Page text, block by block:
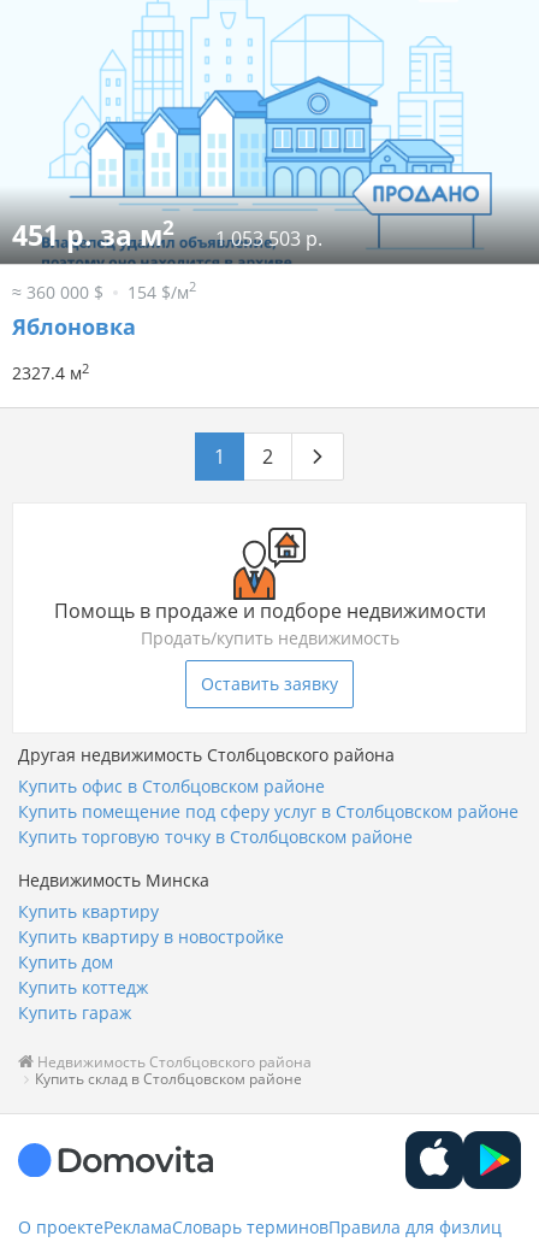
451 р. за м2 1 053 503 р.
≈ 360 000 $ 154 $/м2
Яблоновка
2327.4 м2
1 2
Помощь в продаже и подборе недвижимости
Продать/купить недвижимость
Оставить заявку
Другая недвижимость Столбцовского района
Купить офис в Столбцовском районе
Купить помещение под сферу услуг в Столбцовском районе
Купить торговую точку в Столбцовском районе
Недвижимость Минска
Купить квартиру
Купить квартиру в новостройке
Купить дом
Купить коттедж
Купить гараж
Недвижимость Столбцовского района
Купить склад в Столбцовском районе
О проектеРекламаСловарь терминовПравила для физлиц